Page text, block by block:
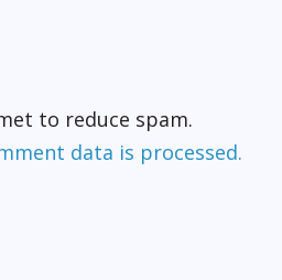
to reduce spam.
data is processed.